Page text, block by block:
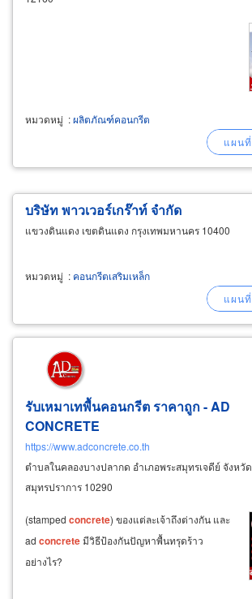
หมวดหมู่ :ผลิตภัณฑ์คอนกรีต
บริษัท พาวเวอร์เกร๊าท์ จำกัด
แขวงดินแดง เขตดินแดง กรุงเทพมหานคร 10400
หมวดหมู่ : คอนกรีตเสริมเหล็ก
รับเหมาเทพื้นคอนกรีต ราคาถูก - AD
CONCRETE
https://www.adconcrete.co.th
ตำบลในคลองบางปลากด อำเภอพระสมุทรเจดีย์ จังหวัด
สมุทรปราการ 10290
(stamped concrete) ของแต่ละเจ้าถึงต่างกัน และ
ad concreteมีวิธีป้องกันปัญหาพื้นทรุดร้าว
อย่างไร?